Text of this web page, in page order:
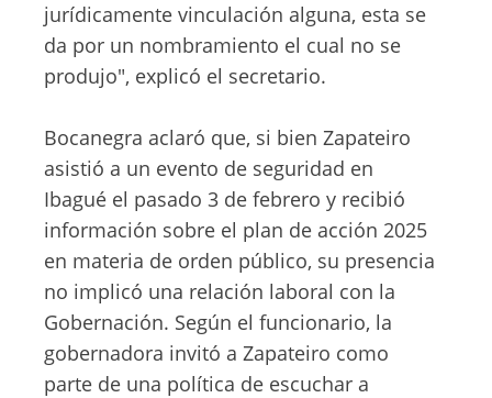
jurídicamente vinculación alguna, esta se
da por un nombramiento el cual no se
produjo", explicó el secretario.
Bocanegra aclaró que, si bien Zapateiro
asistió a un evento de seguridad en
Ibagué el pasado 3 de febrero y recibió
información sobre el plan de acción 2025
en materia de orden público, su presencia
no implicó una relación laboral con la
Gobernación. Según el funcionario, la
gobernadora invitó a Zapateiro como
parte de una política de escuchar a